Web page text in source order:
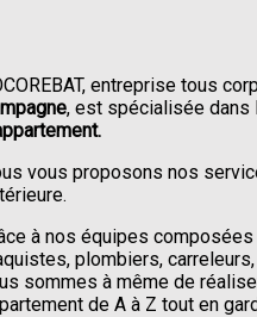
entreprise tous
, est spécialisée dans
vous proposons nos
à nos équipes
plombiers,
sommes à même de
de A à Z tout en